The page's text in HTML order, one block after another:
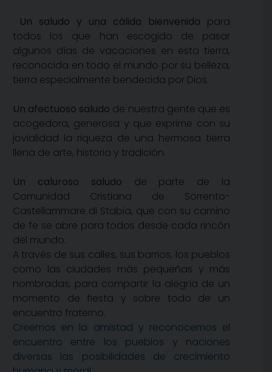
Un saludo y una cálida bienvenida para
todos los que han escogido de pasar
algunos días de vacaciones en esta tierra,
reconocida en todo el mundo por su belleza,
tierra especialmente bendecida por Dios.
Un afectuoso saludo de nuestra gente que es
acogedora, generosa y que exprime con su
jovialidad la riqueza de una hermosa tierra
llena de arte, historia y tradición.
Un caluroso saludo de parte de la
Comunidad Cristiana de Sorrento-
Castellammare di Stabia, que con su camino
de fe se abre para todos desde cada rincón
del mundo.
A través de sus calles, sus barrios, los pueblos
como las ciudades más pequeñas y más
nombradas, para compartir la alegría de un
momento de fiesta y sobre todo de un
encuentro fraterno.
Creemos en la amistad y reconocemos el
encuentro entre los pueblos y naciones
diversas las posibilidades de crecimiento